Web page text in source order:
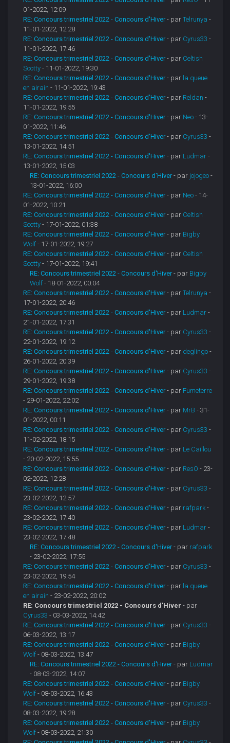
01-2022, 12:09
RE: Concours trimestriel 2022 - Concours d'Hiver - parTelrunya -
11-01-2022, 12:28
RE: Concours trimestriel 2022 - Concours d'Hiver - par Cyrus33 -
11-01-2022, 17:46
RE: Concours trimestriel 2022 - Concours d'Hiver - par Celtish
Scotty - 11-01-2022, 19:30
RE: Concours trimestriel 2022 - Concours d'Hiver - par la queue
en airain - 11-01-2022, 19:43
RE: Concours trimestriel 2022 - Concours d'Hiver - par Reldan -
11-01-2022, 19:55
RE: Concours trimestriel 2022 - Concours d'Hiver - par Neo - 13-
01-2022, 11:46
RE: Concours trimestriel 2022 - Concours d'Hiver - par Cyrus33 -
13-01-2022, 14:51
RE: Concours trimestriel 2022 - Concours d'Hiver - par Ludmar -
13-01-2022, 15:03
RE: Concours trimestriel 2022 - Concours d'Hiver - par jojogeo -
13-01-2022, 16:00
RE: Concours trimestriel 2022 - Concours d'Hiver - par Neo - 14-
01-2022, 10:21
RE: Concours trimestriel 2022 - Concours d'Hiver - par Celtish
Scotty - 17-01-2022, 01:38
RE: Concours trimestriel 2022 - Concours d'Hiver - par Bigby
Wolf - 17-01-2022, 19:27
RE: Concours trimestriel 2022 - Concours d'Hiver - par Celtish
Scotty - 17-01-2022, 19:41
RE: Concours trimestriel 2022 - Concours d'Hiver - par Bigby
Wolf - 18-01-2022, 00:04
RE: Concours trimestriel 2022 - Concours d'Hiver - parTelrunya -
17-01-2022, 20:46
RE: Concours trimestriel 2022 - Concours d'Hiver - par Ludmar -
21-01-2022, 17:31
RE: Concours trimestriel 2022 - Concours d'Hiver - par Cyrus33 -
22-01-2022, 19:12
RE: Concours trimestriel 2022 - Concours d'Hiver - par deglingo -
26-01-2022, 20:39
RE: Concours trimestriel 2022 - Concours d'Hiver - par Cyrus33 -
29-01-2022, 19:38
RE: Concours trimestriel 2022 - Concours d'Hiver - par Fumeterre
- 29-01-2022, 22:02
RE: Concours trimestriel 2022 - Concours d'Hiver - par MrB - 31-
01-2022, 00:11
RE: Concours trimestriel 2022 - Concours d'Hiver - par Cyrus33 -
11-02-2022, 18:15
RE: Concours trimestriel 2022 - Concours d'Hiver - par Le Caillou
- 20-02-2022, 15:55
RE: Concours trimestriel 2022 - Concours d'Hiver - par ResO - 23-
02-2022, 12:28
RE: Concours trimestriel 2022 - Concours d'Hiver - par Cyrus33 -
23-02-2022, 12:57
RE: Concours trimestriel 2022 - Concours d'Hiver - par rafpark -
23-02-2022, 17:40
RE: Concours trimestriel 2022 - Concours d'Hiver - par Ludmar -
23-02-2022, 17:48
RE: Concours trimestriel 2022 - Concours d'Hiver - par rafpark
- 23-02-2022, 17:55
RE: Concours trimestriel 2022 - Concours d'Hiver - par Cyrus33 -
23-02-2022, 19:54
RE: Concours trimestriel 2022 - Concours d'Hiver - par la queue
en airain - 23-02-2022, 20:02
RE: Concours trimestriel 2022 - Concours d'Hiver - par
Cyrus33 - 03-03-2022, 14:42
RE: Concours trimestriel 2022 - Concours d'Hiver - par Cyrus33 -
06-03-2022, 13:17
RE: Concours trimestriel 2022 - Concours d'Hiver - par Bigby
Wolf - 08-03-2022, 13:47
RE: Concours trimestriel 2022 - Concours d'Hiver - par Ludmar
- 08-03-2022, 14:07
RE: Concours trimestriel 2022 - Concours d'Hiver - par Bigby
Wolf - 08-03-2022, 16:43
RE: Concours trimestriel 2022 - Concours d'Hiver - par Cyrus33 -
08-03-2022, 19:28
RE: Concours trimestriel 2022 - Concours d'Hiver - par Bigby
Wolf - 08-03-2022, 21:30